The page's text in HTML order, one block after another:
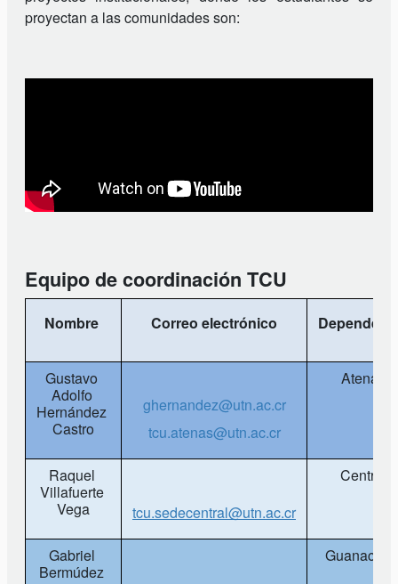
proyectan a las comunidades son:
Equipo de coordinación TCU
Nombre Correo electrónico
Gustavo
Adolfo
Hernández
Castro
ghernandez@utn.ac.cr
tcu.atenas@utn.ac.cr
Atenas
Raquel
Villafuerte
Vega
tcu.sedecentral@utn.ac.cr
Central
Gabriel
Bermúdez